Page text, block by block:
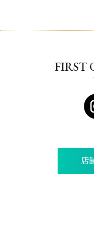
FIRST
店